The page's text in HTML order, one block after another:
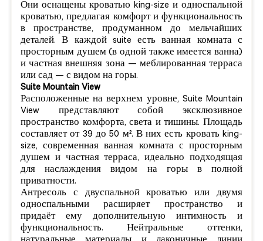
Они оснащены кроватью king-size и односпальной
кроватью, предлагая комфорт и функциональность
в пространстве, продуманном до мельчайших
деталей. В каждой suite есть ванная комната с
просторным душем (в одной также имеется ванна)
и частная внешняя зона — меблированная терраса
или сад — с видом на горы.
Suite Mountain View
Расположенные на верхнем уровне, Suite Mountain
View представляют собой эксклюзивное
пространство комфорта, света и тишины. Площадь
составляет от 39 до 50 м². В них есть кровать king-
size, современная ванная комната с просторным
душем и частная терраса, идеально подходящая
для наслаждения видом на горы в полной
приватности.
Антресоль с двуспальной кроватью или двумя
односпальными расширяет пространство и
придаёт ему дополнительную интимность и
функциональность. Нейтральные оттенки,